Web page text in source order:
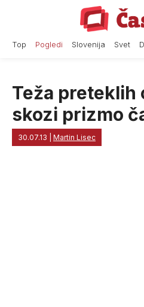
Top Pogledi Slovenija Svet
Teža preteklih
skozi prizmo
30.07.13 Martin Lisec